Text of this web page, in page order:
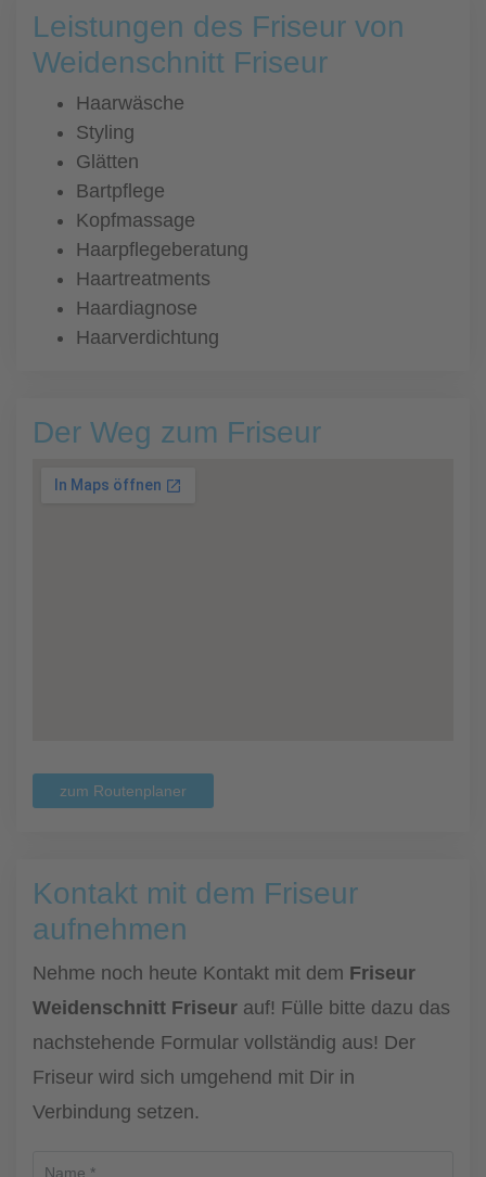
Leistungen des Friseur von
Weidenschnitt Friseur
Haarwäsche
Styling
Glätten
Bartpflege
Kopfmassage
Haarpflegeberatung
Haartreatments
Haardiagnose
Haarverdichtung
Der Weg zum Friseur
zum Routenplaner
Kontakt mit dem Friseur
aufnehmen
Nehme noch heute Kontakt mit dem Friseur
Weidenschnitt Friseur auf! Fülle bitte dazu das
nachstehende Formular vollständig aus! Der
Friseur wird sich umgehend mit Dir in
Verbindung setzen.